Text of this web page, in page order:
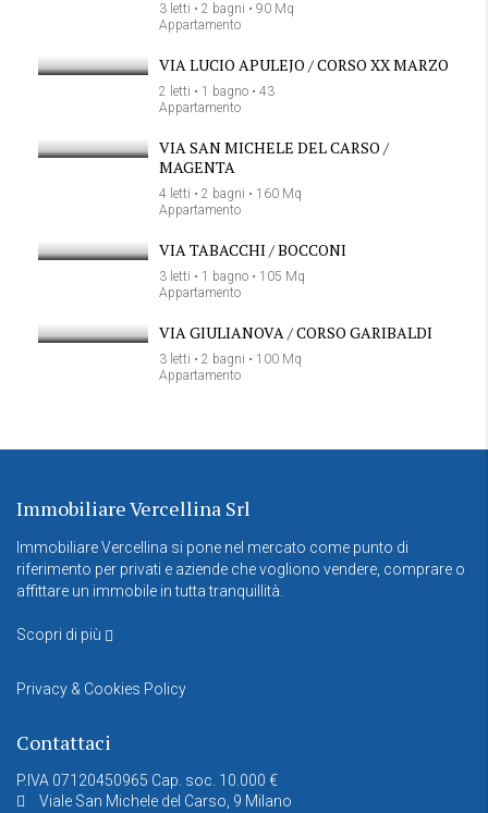
3 letti • 2 bagni • 90 Mq
Appartamento
VIA LUCIO APULEJO / CORSO XX MARZO
2 letti • 1 bagno • 43
Appartamento
VIA SAN MICHELE DEL CARSO /
MAGENTA
4 letti • 2 bagni • 160 Mq
Appartamento
VIA TABACCHI / BOCCONI
3 letti • 1 bagno • 105 Mq
Appartamento
VIA GIULIANOVA / CORSO GARIBALDI
3 letti • 2 bagni • 100 Mq
Appartamento
Immobiliare Vercellina Srl
Immobiliare Vercellina si pone nel mercato come punto di
riferimento per privati e aziende che vogliono vendere, comprare o
affittare un immobile in tutta tranquillità.
Scopri di più
Privacy & Cookies Policy
Contattaci
P.IVA 07120450965 Cap. soc. 10.000 €
Viale San Michele del Carso, 9 Milano